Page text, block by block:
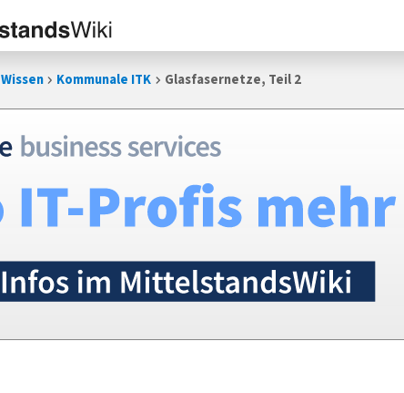
Wissen Kommunale ITK Glasfasernetze, Teil 2